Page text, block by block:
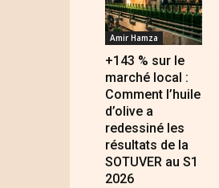
Amir Hamza
+143 % sur le
marché local :
Comment l’huile
d’olive a
redessiné les
résultats de la
SOTUVER au S1
2026